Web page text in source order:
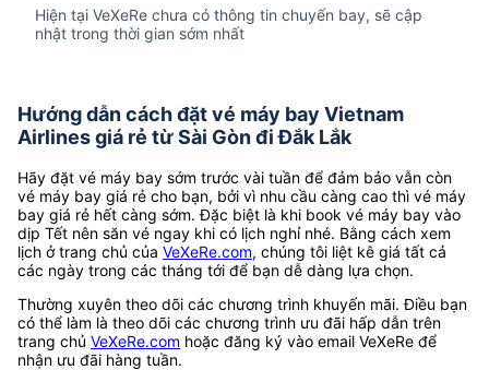
Hiện tại VeXeRe chưa có thông tin chuyến bay, sẽ cập
nhật trong thời gian sớm nhất
Hướng dẫn cách đặt vé máy bay Vietnam
Airlines giá rẻ từ Sài Gòn đi Đắk Lắk
Hãy đặt vé máy bay sớm trước vài tuần để đảm bảo vẫn còn
vé máy bay giá rẻ cho bạn, bởi vì nhu cầu càng cao thì vé máy
bay giá rẻ hết càng sớm. Đặc biệt là khi book vé máy bay vào
dịp Tết nên săn vé ngay khi có lịch nghỉ nhé. Bằng cách xem
lịch ở trang chủ của VeXeRe.com, chúng tôi liệt kê giá tất cả
các ngày trong các tháng tới để bạn dễ dàng lựa chọn.
Thường xuyên theo dõi các chương trình khuyến mãi. Điều bạn
có thể làm là theo dõi các chương trình ưu đãi hấp dẫn trên
trang chủ VeXeRe.com hoặc đăng ký vào email VeXeRe để
nhận ưu đãi hàng tuần.